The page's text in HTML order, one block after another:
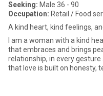
Seeking: Male 36 - 90
Occupation: Retail / Food
A kind heart, kind feelings,
I am a woman with a kind
that embraces and brings
relationship, in every
that love is built on honesty,